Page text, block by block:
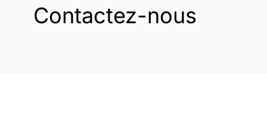
Contactez-nous